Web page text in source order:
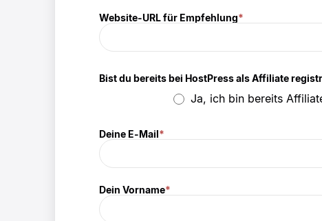
Website-URL für Empfehlung*
Bist du bereits bei HostPress alsAffiliate
Ja, ich bin bereits
Deine E-Mail*
Dein Vorname*